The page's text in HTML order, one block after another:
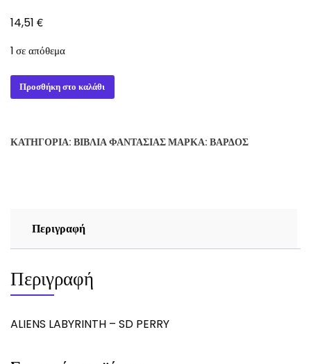
14,51 €
1 σε απόθεμα
ALIENS
LABYRINTH
PERRY
Προσθήκη στο καλάθι
ΚΑΤΗΓΟΡΊΑ: ΒΙΒΛΊΑ ΦΑΝΤΑΣΊΑΣΜΆΡΚΑ: ΒΆΡΔΟΣ
Περιγραφή
Περιγραφή
ALIENS LABYRINTH – SD PERRY